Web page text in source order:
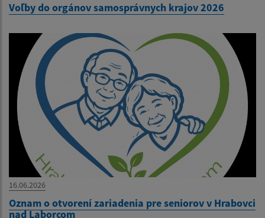
Voľby do orgánov samosprávnych krajov 2026
16.06.2026
Oznam o otvorení zariadenia pre seniorov v Hrabovci
nad Laborcom